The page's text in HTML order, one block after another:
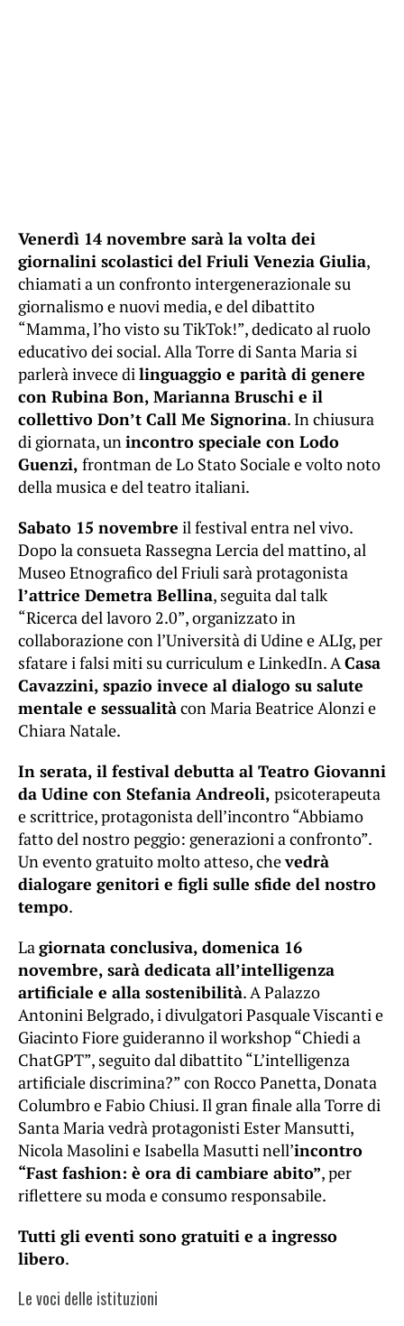
Venerdì 14 novembre sarà la volta dei
giornalini scolastici del Friuli Venezia Giulia,
chiamati a un confronto intergenerazionale su
giornalismo e nuovi media, e del dibattito
“Mamma, l’ho visto su TikTok!”, dedicato al ruolo
educativo dei social. Alla Torre di Santa Maria si
parlerà invece dilinguaggio e parità di genere
con Rubina Bon, Marianna Bruschi e il
collettivo Don’t Call Me Signorina. In chiusura
di giornata, unincontro speciale con Lodo
Guenzi, frontman de Lo Stato Sociale e volto noto
della musica e del teatro italiani.
Sabato 15 novembre il festival entra nel vivo.
Dopo la consueta Rassegna Lercia del mattino, al
Museo Etnografico del Friuli sarà protagonista
l’attrice Demetra Bellina, seguita dal talk
“Ricerca del lavoro 2.0”, organizzato in
collaborazione con l’Università di Udine e ALIg, per
sfatare i falsi miti su curriculum e LinkedIn. ACasa
Cavazzini, spazio invece al dialogo su salute
mentale e sessualitàcon Maria Beatrice Alonzi e
Chiara Natale.
In serata, il festival debutta al Teatro Giovanni
da Udine con Stefania Andreoli, psicoterapeuta
e scrittrice, protagonista dell’incontro “Abbiamo
fatto del nostro peggio: generazioni a confronto”.
Un evento gratuito molto atteso, chevedrà
dialogare genitori e figli sulle sfide del nostro
tempo.
Lagiornata conclusiva, domenica 16
novembre, sarà dedicata all’intelligenza
artificiale e alla sostenibilità. A Palazzo
Antonini Belgrado, i divulgatori Pasquale Viscanti e
Giacinto Fiore guideranno il workshop “Chiedi a
ChatGPT”, seguito dal dibattito “L’intelligenza
artificiale discrimina?” con Rocco Panetta, Donata
Columbro e Fabio Chiusi. Il gran finale alla Torre di
Santa Maria vedrà protagonisti Ester Mansutti,
Nicola Masolini e Isabella Masutti nell’incontro
“Fast fashion: è ora di cambiare abito”, per
riflettere su moda e consumo responsabile.
Tutti gli eventi sono gratuiti e a ingresso
libero.
Le voci delle istituzioni